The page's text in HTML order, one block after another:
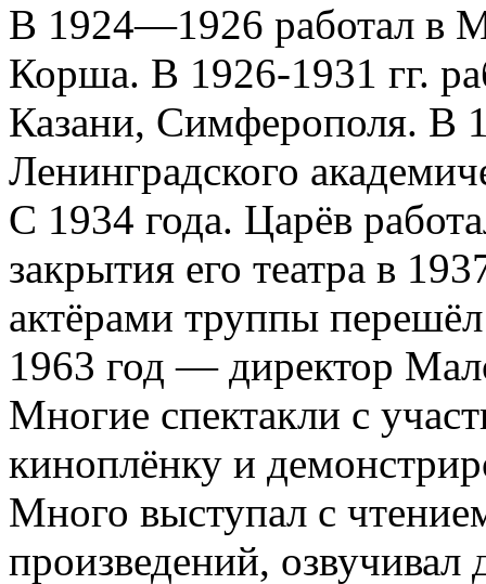
В 1924—1926 работал в
Корша. В 1926-1931 гг.
Казани, Симферополя. В
Ленинградского
С 1934 года. Царёв
закрытия его театра в
актёрами труппы
1963 год — директор
Многие спектакли с
киноплёнку и
Много выступал с
произведений,